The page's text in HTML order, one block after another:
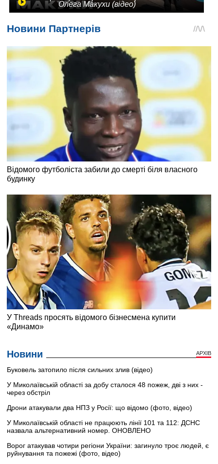
Олега Макухи (відео)
Новини АРХІВ
Буковель затопило після сильних злив (відео)
У Миколаївській області за добу сталося 48 пожеж, дві з них -
через обстріл
Дрони атакували два НПЗ у Росії: що відомо (фото, відео)
У Миколаївській області не працюють лінії 101 та 112: ДСНС
назвала альтернативний номер. ОНОВЛЕНО
Ворог атакував чотири регіони України: загинуло троє людей, є
руйнування та пожежі (фото, відео)